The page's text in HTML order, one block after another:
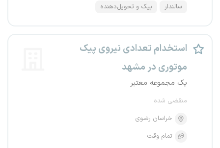
سالندار پیک و تحویل‌دهنده
استخدام تعدادی نیروی پیک
موتوری در مشهد
یک مجموعه معتبر
منقضی شده
خراسان رضوی
تمام وقت